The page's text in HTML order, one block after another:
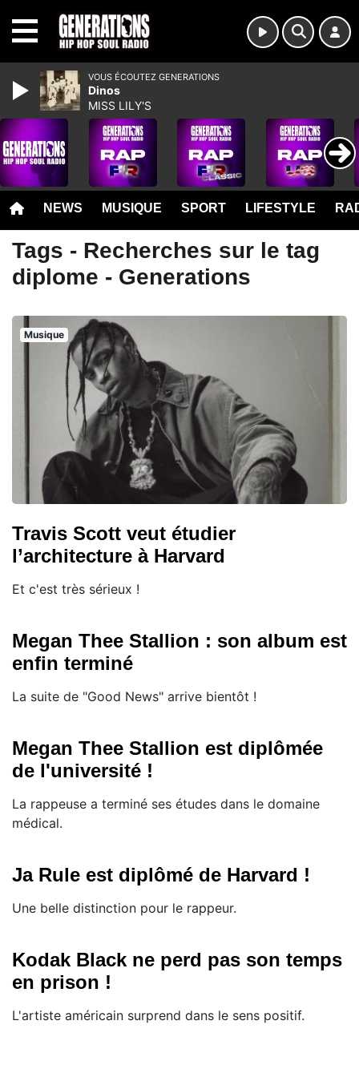
NEWS MUSIQUE SPORT LIFESTYLE
Tags - Recherches sur le tag
diplome - Generations
Musique
Travis Scott veut étudier
l’architecture à Harvard
Et c'est très sérieux !
Megan Thee Stallion : son album est
enfin terminé
La suite de "Good News" arrive bientôt !
Megan Thee Stallion est diplômée
de l'université !
La rappeuse a terminé ses études dans le domaine
médical.
Ja Rule est diplômé de Harvard !
Une belle distinction pour le rappeur.
Kodak Black ne perd pas son temps
en prison !
L'artiste américain surprend dans le sens positif.
VOUS ÉCOUTEZ GENERATIONS
Dinos
MISS LILY'S